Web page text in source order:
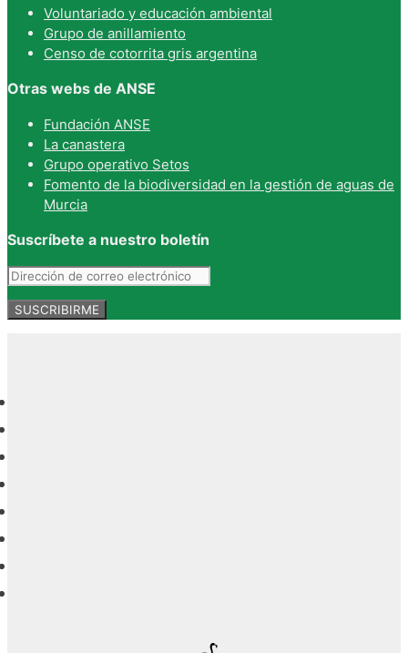
Voluntariado y educación ambiental
Grupo de anillamiento
Censo de cotorrita gris argentina
Otras webs de ANSE
Fundación ANSE
La canastera
Grupo operativo Setos
Fomento de la biodiversidad en la gestión de aguas de
Murcia
Suscríbete a nuestro boletín